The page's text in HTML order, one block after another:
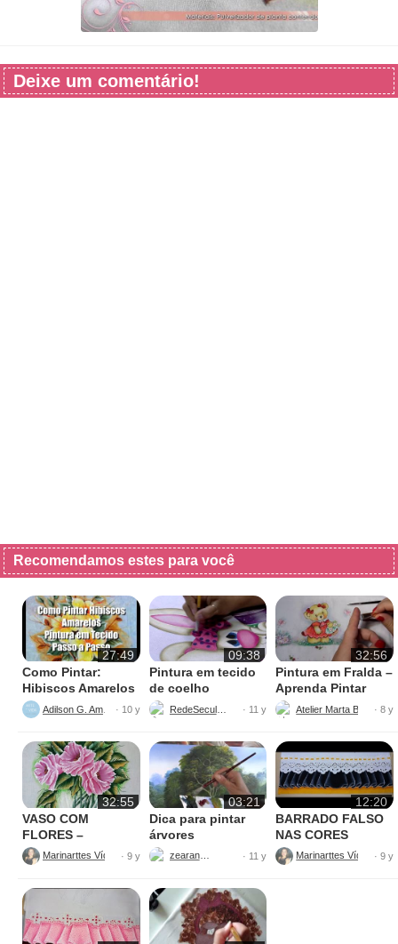
Deixe um comentário!
Recomendamos estes para você
27:49
Como Pintar:
Hibiscos Amarelos
· 10 y
09:38
Pintura em tecido
de coelho
RedeSeculo21 · 11 y
32:56
Pintura em Fralda –
Aprenda Pintar
Ursinha
Atelier Marta Beatriz· 8 y
32:55
VASO COM
FLORES –
PINTURAS
· 9 y
03:21
Dica para pintar
árvores
zearantes · 11 y
12:20
BARRADO FALSO
NAS CORES
AMARELO E
PRETO
· 9 y